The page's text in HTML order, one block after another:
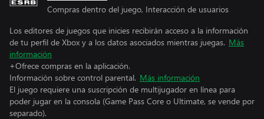
Compras dentro del juego, Interacción de usuarios
Los editores de juegos que inicies recibirán acceso a la información
de tu perfil de Xbox y a los datos asociados mientras juegas. Más
información
+Ofrece compras en la aplicación.
Información sobre control parental. Más información
El juego requiere una suscripción de multijugador en línea para
poder jugar en la consola (Game Pass Core o Ultimate, se vende por
separado).